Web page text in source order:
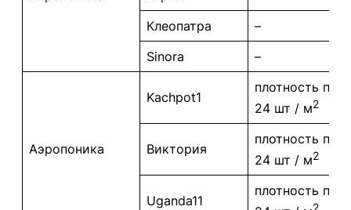
Клеопатра
–
Sinora
–
Аэропоника
Kachpot1
плотность
24 шт / м2
Виктория
плотность
24 шт / м2
Uganda11
плотность